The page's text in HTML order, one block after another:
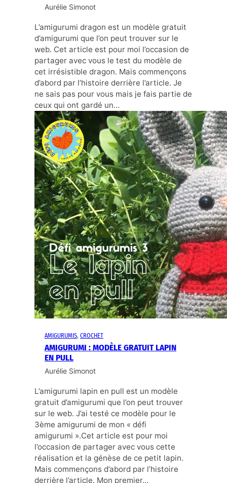
Aurélie Simonot
L’amigurumi dragon est un modèle gratuit
d’amigurumi que l’on peut trouver sur le
web. Cet article est pour moi l’occasion de
partager avec vous le test du modèle de
cet irrésistible dragon. Mais commençons
d’abord par l’histoire derrière l’article. Je
ne sais pas pour vous mais je fais partie de
ceux qui ont gardé un…
AMIGURUMIS, CROCHET
AMIGURUMI : MODÈLE GRATUIT LAPIN
EN PULL
Aurélie Simonot
L’amigurumi lapin en pull est un modèle
gratuit d’amigurumi que l’on peut trouver
sur le web. J’ai testé ce modèle pour le
3ème amigurumi de mon « défi
amigurumi ».Cet article est pour moi
l’occasion de partager avec vous cette
réalisation et la génèse de ce petit lapin.
Mais commençons d’abord par l’histoire
derrière l’article. Mon premier…